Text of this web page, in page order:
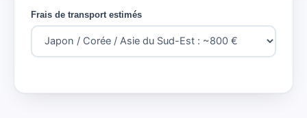
Frais de transport estimés